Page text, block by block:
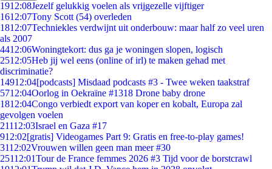
1912:08Jezelf gelukkig voelen als vrijgezelle vijftiger
1612:07Tony Scott (54) overleden
1812:07Techniekles verdwijnt uit onderbouw: maar half zo veel uren
als 2007
4412:06Woningtekort: dus ga je woningen slopen, logisch
2512:05Heb jij wel eens (online of irl) te maken gehad met
discriminatie?
14912:04[podcasts] Misdaad podcasts #3 - Twee weken taakstraf
5712:04Oorlog in Oekraïne #1318 Drone baby drone
1812:04Congo verbiedt export van koper en kobalt, Europa zal
gevolgen voelen
21112:03Israel en Gaza #17
912:02[gratis] Videogames Part 9: Gratis en free-to-play games!
3112:02Vrouwen willen geen man meer #30
25112:01Tour de France femmes 2026 #3 Tijd voor de borstcrawl